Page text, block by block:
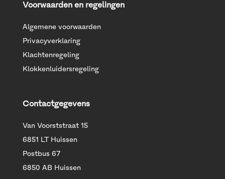
Voorwaarden en regelingen
Algemene voorwaarden
Privacyverklaring
Klachtenregeling
Klokkenluidersregeling
Contactgegevens
Van Voorststraat 15
6851 LT Huissen
Postbus 67
6850 AB Huissen